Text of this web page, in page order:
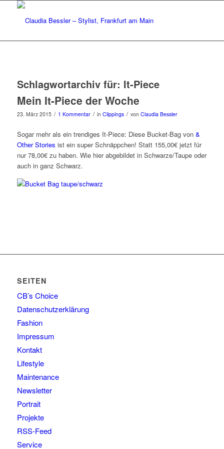
Schlagwortarchiv für: It-Piece
Mein It-Piece der Woche
23. März 2015 / 1 Kommentar / in Clippings / von Claudia Bessler
Sogar mehr als ein trendiges It-Piece: Diese Bucket-Bag von &
Other Stories ist ein super Schnäppchen! Statt 155,00€ jetzt für
nur 78,00€ zu haben. Wie hier abgebildet in Schwarze/Taupe oder
auch in ganz Schwarz.
SEITEN
CB’s Choice
Datenschutzerklärung
Fashion
Impressum
Kontakt
Lifestyle
Maintenance
Newsletter
Portrait
Projekte
RSS-Feed
Service